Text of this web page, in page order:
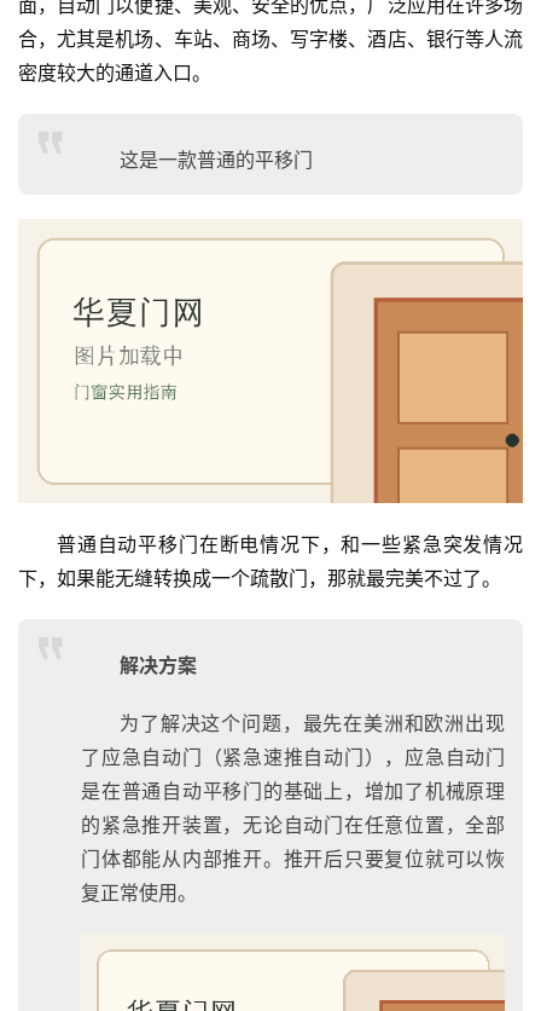
面，自动门以便捷、美观、安全的优点，广泛应用在许多场
合，尤其是机场、车站、商场、写字楼、酒店、银行等人流
密度较大的通道入口。
这是一款普通的平移门
普通自动平移门在断电情况下，和一些紧急突发情况
下，如果能无缝转换成一个疏散门，那就最完美不过了。
解决方案
为了解决这个问题，最先在美洲和欧洲出现
了应急自动门（紧急速推自动门），应急自动门
是在普通自动平移门的基础上，增加了机械原理
的紧急推开装置，无论自动门在任意位置，全部
门体都能从内部推开。推开后只要复位就可以恢
复正常使用。